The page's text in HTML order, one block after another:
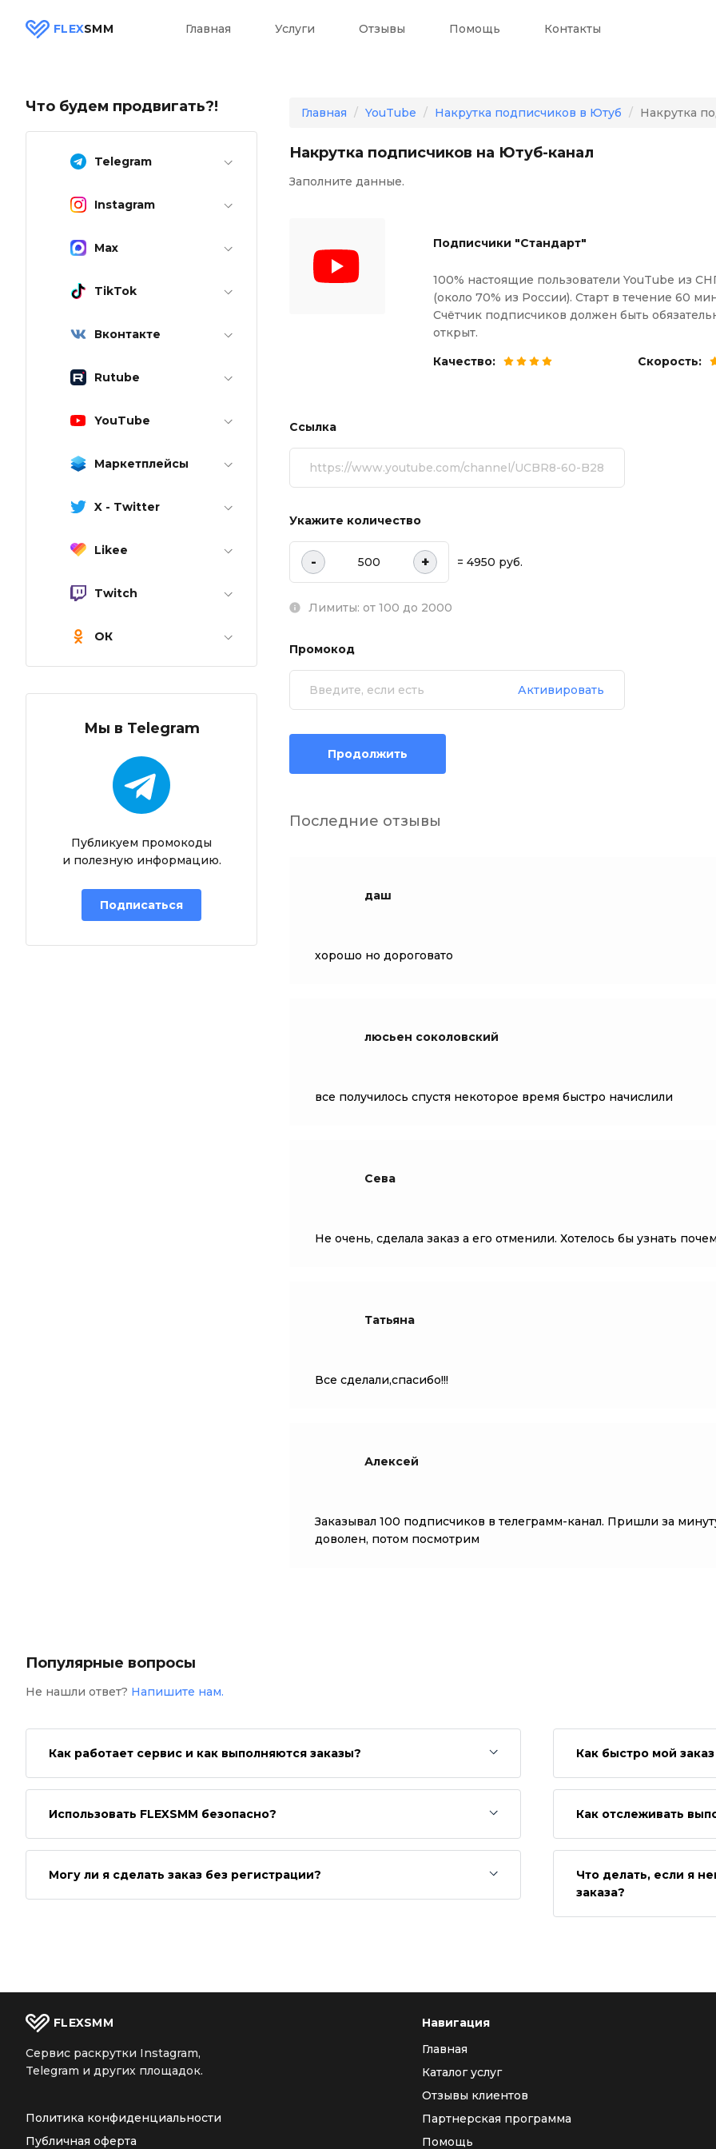
FLEXSMM Главная Услуги Отзывы Помощь Контакты
Что будем продвигать?!
Telegram
Instagram
Max
TikTok
Вконтакте
Rutube
YouTube
Маркетплейсы
X - Twitter
Likee
Twitch
ОК
Мы в Telegram
Публикуем промокоды
и полезную информацию.
Подписаться
Главная YouTube Накрутка подписчиков в Ютуб Накрутка
Накрутка подписчиков на Ютуб-канал
Заполните данные.
Подписчики "Стандарт"
100% настоящие пользователи YouTube из
(около 70% из России). Старт в течение 60
Счётчик подписчиков должен быть
открыт.
Качество:
Скорость:
Ссылка
Укажите количество
- + = 4950 руб.
Лимиты: от 100 до 2000
Промокод
Активировать
Продолжить
Последние отзывы
даш
хорошо но дороговато
люсьен соколовский
все получилось спустя некоторое время быстро начислили
Сева
Не очень, сделала заказ а его отменили. Хотелось бы узнать
Татьяна
Все сделали,спасибо!!!
Алексей
Заказывал 100 подписчиков в телеграмм-канал. Пришли за
доволен, потом посмотрим
Популярные вопросы
Не нашли ответ? Напишите нам.
Как работает сервис и как выполняются заказы? Как быстро мой
Использовать FLEXSMM безопасно? Как отслеживать
Могу ли я сделать заказ без регистрации?
Что делать, если я
заказа?
FLEXSMM
Сервис раскрутки Instagram,
Telegram и других площадок.
Политика конфиденциальности
Публичная оферта
Навигация
Главная
Каталог услуг
Отзывы клиентов
Партнерская программа
Помощь